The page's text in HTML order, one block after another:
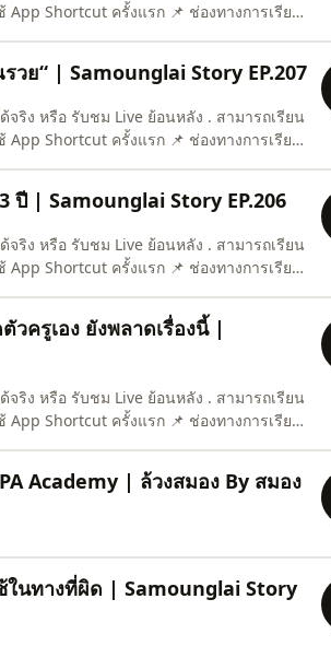
Shortcut ครั้งแรก 📌 ช่องทางการเรียน
3) Website :
วย“ | Samounglai Story EP.207
ริง หรือ รับชม Live ย้อนหลัง . สามารถเรียน
Shortcut ครั้งแรก 📌 ช่องทางการเรียน
3) Website :
ปี | Samounglai Story EP.206
ริง หรือ รับชม Live ย้อนหลัง . สามารถเรียน
Shortcut ครั้งแรก 📌 ช่องทางการเรียน
3) Website :
วครูเอง ยังพลาดเรื่องนี้ |
ริง หรือ รับชม Live ย้อนหลัง . สามารถเรียน
Shortcut ครั้งแรก 📌 ช่องทางการเรียน
3) Website :
Academy | ล้วงสมอง By สมอง
ในทางที่ผิด | Samounglai Story